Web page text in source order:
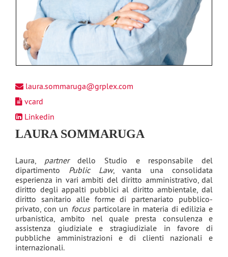
laura.sommaruga@grplex.com
vcard
Linkedin
LAURA SOMMARUGA
Laura, partnerdello Studio e responsabile del
dipartimento Public Law, vanta una consolidata
esperienza in vari ambiti del diritto amministrativo, dal
diritto degli appalti pubblici al diritto ambientale, dal
diritto sanitario alle forme di partenariato pubblico-
privato, con un focusparticolare in materia di edilizia e
urbanistica, ambito nel quale presta consulenza e
assistenza giudiziale e stragiudiziale in favore di
pubbliche amministrazioni e di clienti nazionali e
internazionali.